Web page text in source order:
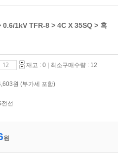
0.6/1kV TFR-8 > 4C X 35SQ > 흑
재고 : 0 최소구매수량 : 12
원 (부가세 포함)
선
원